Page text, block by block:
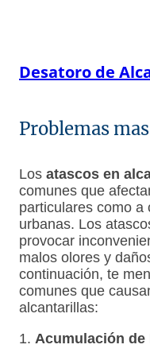
Desatoro de
Problemas
Los atascos en
comunes que
particulares como a
urbanas. Los
provocar
malos olores y
continuación, te
comunes que
alcantarillas:
1. Acumulación